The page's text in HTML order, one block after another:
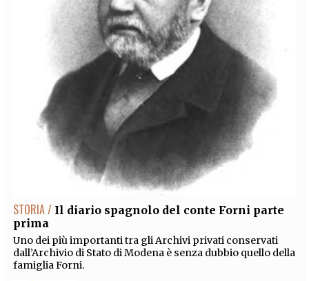
STORIA / Il diario spagnolo del conte Forni parte
prima
Uno dei più importanti tra gli Archivi privati conservati
dall’Archivio di Stato di Modena è senza dubbio quello della
famiglia Forni.